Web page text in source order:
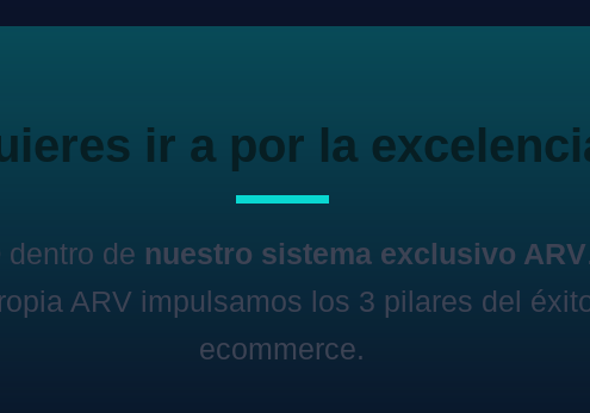
ir a por la
dentro de nuestro sistema exclusivo ARV
ARV impulsamos los 3 pilares del
ecommerce.